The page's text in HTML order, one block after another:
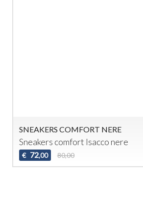
SNEAKERS COMFORT NERE
Sneakers comfort Isacco nere
€ 72,00 80,00